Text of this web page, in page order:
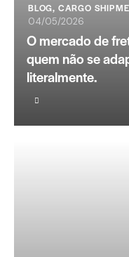
BLOG, CARGO
04/05/2026
O mercado de
quem não se
literalmente.